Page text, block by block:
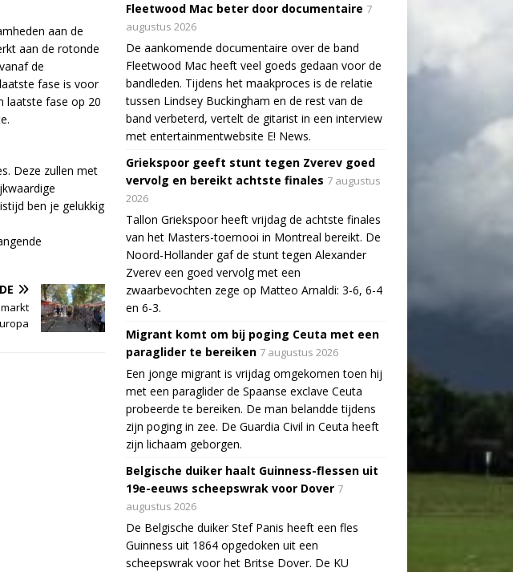
aan de
aan de rotonde
de
fase is voor
laatste fase op 20
Deze zullen met
ben je gelukkig
Fleetwood Mac beter door documentaire 7
augustus 2026
De aankomende documentaire over de band
Fleetwood Mac heeft veel goeds gedaan voor de
bandleden. Tijdens het maakproces is de relatie
tussen Lindsey Buckingham en de rest van de
band verbeterd, vertelt de gitarist in een interview
met entertainmentwebsite E! News.
Griekspoor geeft stunt tegen Zverev goed
vervolg en bereikt achtste finales 7 augustus
2026
Tallon Griekspoor heeft vrijdag de achtste finales
van het Masters-toernooi in Montreal bereikt. De
Noord-Hollander gaf de stunt tegen Alexander
Zverev een goed vervolg met een
zwaarbevochten zege op Matteo Arnaldi: 3-6, 6-4
en 6-3.
Migrant komt om bij poging Ceuta met een
paraglider te bereiken 7 augustus 2026
Een jonge migrant is vrijdag omgekomen toen hij
met een paraglider de Spaanse exclave Ceuta
probeerde te bereiken. De man belandde tijdens
zijn poging in zee. De Guardia Civil in Ceuta heeft
zijn lichaam geborgen.
Belgische duiker haalt Guinness-flessen uit
19e-eeuws scheepswrak voor Dover 7
augustus 2026
De Belgische duiker Stef Panis heeft een fles
Guinness uit 1864 opgedoken uit een
scheepswrak voor het Britse Dover. De KU